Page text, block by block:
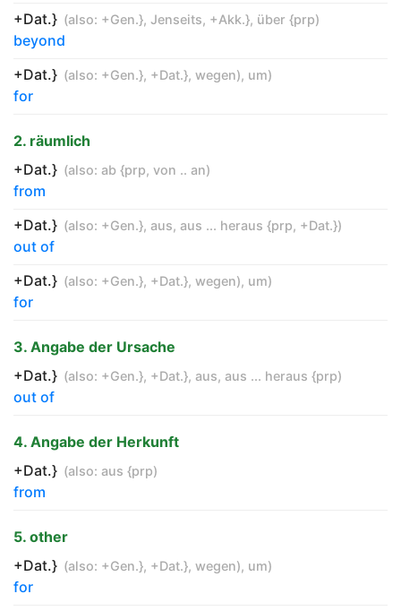
+Dat.} (also: +Gen.}, Jenseits, +Akk.}, über {prp)
beyond
+Dat.} (also: +Gen.}, +Dat.}, wegen), um)
for
2. räumlich
+Dat.} (also: ab {prp, von .. an)
from
+Dat.} (also: +Gen.}, aus, aus ... heraus {prp, +Dat.})
out of
+Dat.} (also: +Gen.}, +Dat.}, wegen), um)
for
3. Angabe der Ursache
+Dat.} (also: +Gen.}, +Dat.}, aus, aus ... heraus {prp)
out of
4. Angabe der Herkunft
+Dat.} (also: aus {prp)
from
5. other
+Dat.} (also: +Gen.}, +Dat.}, wegen), um)
for